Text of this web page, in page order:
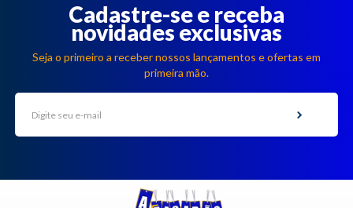
Cadastre-se e receba
novidades exclusivas
Seja o primeiro a receber nossos lançamentos e ofertas em
primeira mão.